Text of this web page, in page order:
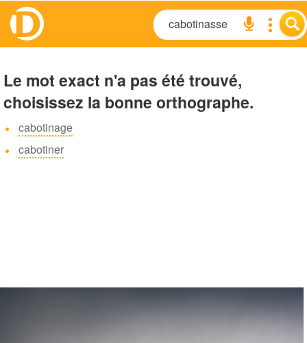
Le mot exact n'a pas été trouvé,
choisissez la bonne orthographe.
cabotinage
cabotiner